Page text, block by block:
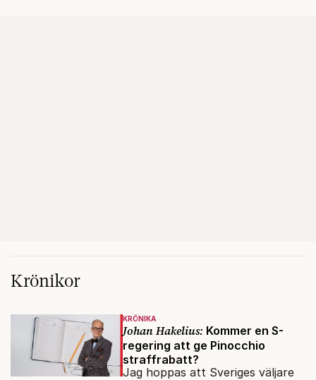
Krönikor
KRÖNIKA
Johan Hakelius: Kommer en S-
regering att ge Pinocchio
straffrabatt?
Jag hoppas att Sveriges väljare